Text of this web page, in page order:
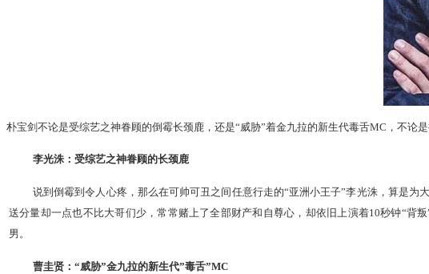
朴宝剑不论是受综艺之神眷顾的倒霉长颈鹿，还是“威胁”着金九拉的新生代毒舌MC，不论
李光洙：受综艺之神眷顾的长颈鹿
说到倒霉到令人心疼，那么在可帅可丑之间任意行走的“亚洲小王子”李光洙，算是
送分量却一点也不比大哥们少，常常赌上了全部财产和自尊心，却依旧上演着10秒钟“背
男。
曹圭贤：“威胁”金九拉的新生代”毒舌”MC